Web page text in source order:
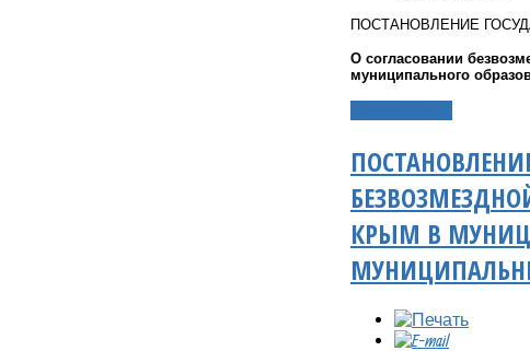
ПОСТАНОВЛЕНИЕ
О согласовании
муниципального
КРЫМ В